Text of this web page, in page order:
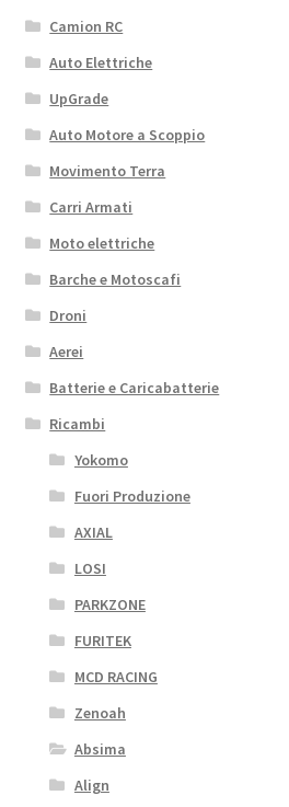
Camion RC
Auto Elettriche
UpGrade
Auto Motore a Scoppio
Movimento Terra
Carri Armati
Moto elettriche
Barche e Motoscafi
Droni
Aerei
Batterie e Caricabatterie
Ricambi
Yokomo
Fuori Produzione
AXIAL
LOSI
PARKZONE
FURITEK
MCD RACING
Zenoah
Absima
Align